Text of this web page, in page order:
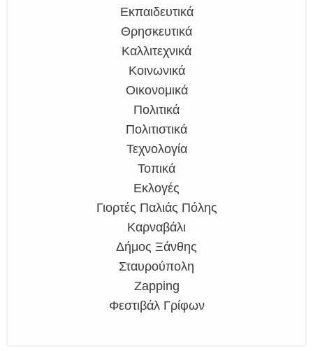
Εκπαιδευτικά
Θρησκευτικά
Καλλιτεχνικά
Κοινωνικά
Οικονομικά
Πολιτικά
Πολιτιστικά
Τεχνολογία
Τοπικά
Εκλογές
Γιορτές Παλιάς Πόλης
Καρναβάλι
Δήμος Ξάνθης
Σταυρούπολη
Zapping
Φεστιβάλ Γρίφων